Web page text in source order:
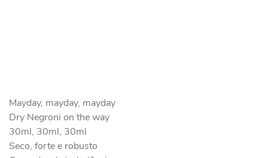
Mayday, mayday, mayday
Dry Negroni on the way
30ml, 30ml, 30ml
Seco, forte e robusto